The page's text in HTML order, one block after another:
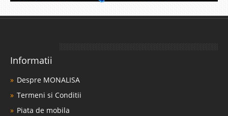
Informatii
Despre MONALISA
Termeni si Conditii
Piata de mobila